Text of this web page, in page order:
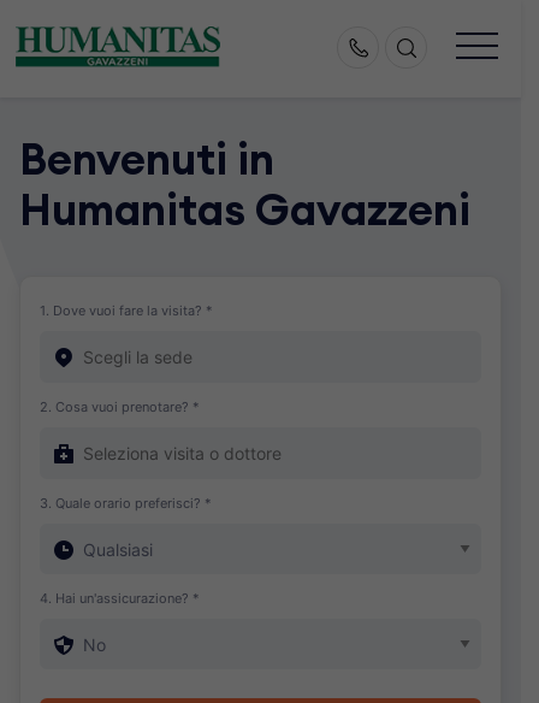
content
Benvenuti in
Humanitas Gavazzeni
1. Dove vuoi fare la visita? *
2. Cosa vuoi prenotare? *
3. Quale orario preferisci? *
4. Hai un'assicurazione? *